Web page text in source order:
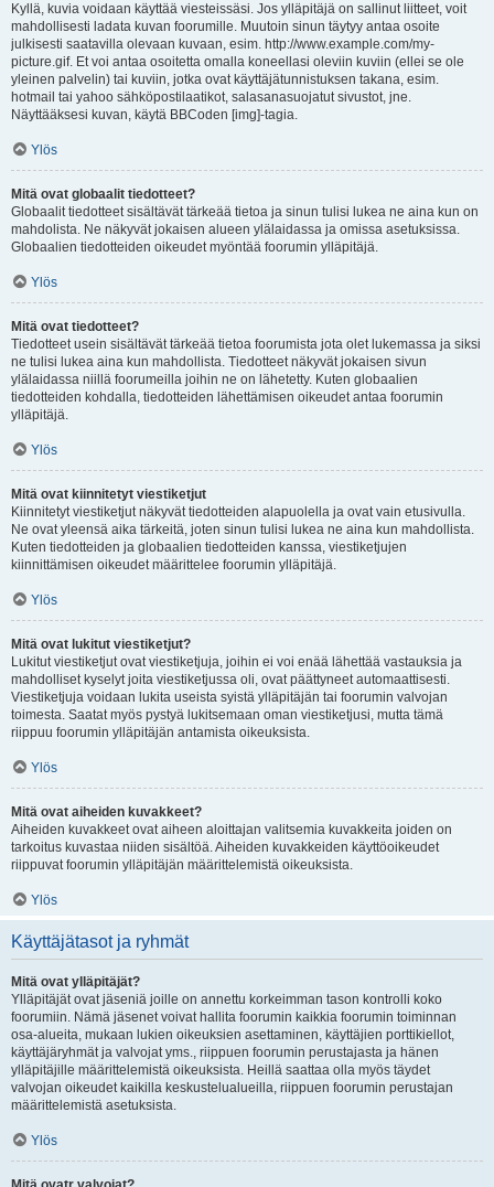
Kyllä, kuvia voidaan käyttää viesteissäsi. Jos ylläpitäjä on sallinut liitteet, voit
mahdollisesti ladata kuvan foorumille. Muutoin sinun täytyy antaa osoite
julkisesti saatavilla olevaan kuvaan, esim. http://www.example.com/my-
picture.gif. Et voi antaa osoitetta omalla koneellasi oleviin kuviin (ellei se ole
yleinen palvelin) tai kuviin, jotka ovat käyttäjätunnistuksen takana, esim.
hotmail tai yahoo sähköpostilaatikot, salasanasuojatut sivustot, jne.
Näyttääksesi kuvan, käytä BBCoden [img]-tagia.
Ylös
Mitä ovat globaalit tiedotteet?
Globaalit tiedotteet sisältävät tärkeää tietoa ja sinun tulisi lukea ne aina kun on
mahdolista. Ne näkyvät jokaisen alueen ylälaidassa ja omissa asetuksissa.
Globaalien tiedotteiden oikeudet myöntää foorumin ylläpitäjä.
Ylös
Mitä ovat tiedotteet?
Tiedotteet usein sisältävät tärkeää tietoa foorumista jota olet lukemassa ja siksi
ne tulisi lukea aina kun mahdollista. Tiedotteet näkyvät jokaisen sivun
ylälaidassa niillä foorumeilla joihin ne on lähetetty. Kuten globaalien
tiedotteiden kohdalla, tiedotteiden lähettämisen oikeudet antaa foorumin
ylläpitäjä.
Ylös
Mitä ovat kiinnitetyt viestiketjut
Kiinnitetyt viestiketjut näkyvät tiedotteiden alapuolella ja ovat vain etusivulla.
Ne ovat yleensä aika tärkeitä, joten sinun tulisi lukea ne aina kun mahdollista.
Kuten tiedotteiden ja globaalien tiedotteiden kanssa, viestiketjujen
kiinnittämisen oikeudet määrittelee foorumin ylläpitäjä.
Ylös
Mitä ovat lukitut viestiketjut?
Lukitut viestiketjut ovat viestiketjuja, joihin ei voi enää lähettää vastauksia ja
mahdolliset kyselyt joita viestiketjussa oli, ovat päättyneet automaattisesti.
Viestiketjuja voidaan lukita useista syistä ylläpitäjän tai foorumin valvojan
toimesta. Saatat myös pystyä lukitsemaan oman viestiketjusi, mutta tämä
riippuu foorumin ylläpitäjän antamista oikeuksista.
Ylös
Mitä ovat aiheiden kuvakkeet?
Aiheiden kuvakkeet ovat aiheen aloittajan valitsemia kuvakkeita joiden on
tarkoitus kuvastaa niiden sisältöä. Aiheiden kuvakkeiden käyttöoikeudet
riippuvat foorumin ylläpitäjän määrittelemistä oikeuksista.
Ylös
Käyttäjätasot ja ryhmät
Mitä ovat ylläpitäjät?
Ylläpitäjät ovat jäseniä joille on annettu korkeimman tason kontrolli koko
foorumiin. Nämä jäsenet voivat hallita foorumin kaikkia foorumin toiminnan
osa-alueita, mukaan lukien oikeuksien asettaminen, käyttäjien porttikiellot,
käyttäjäryhmät ja valvojat yms., riippuen foorumin perustajasta ja hänen
ylläpitäjille määrittelemistä oikeuksista. Heillä saattaa olla myös täydet
valvojan oikeudet kaikilla keskustelualueilla, riippuen foorumin perustajan
määrittelemistä asetuksista.
Ylös